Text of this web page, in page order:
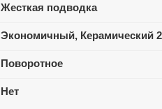
Жесткая подводка
Экономичный, Керамический
Поворотное
Нет